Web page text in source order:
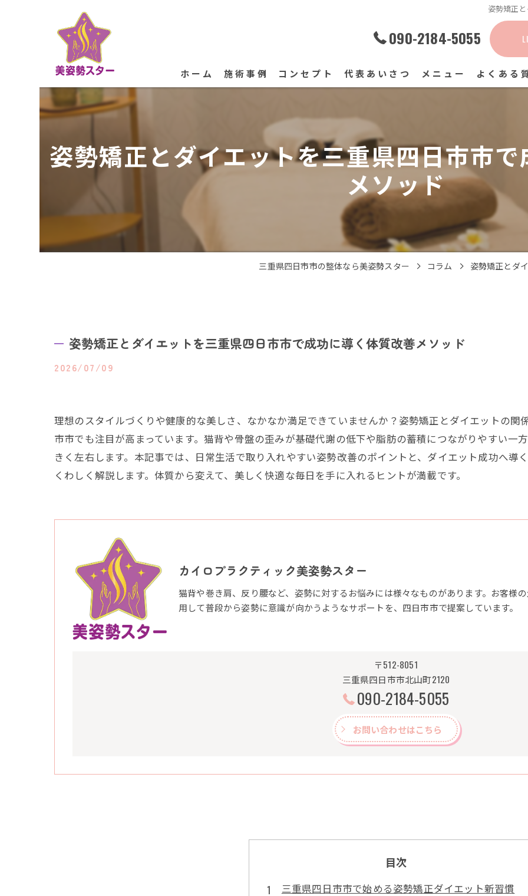
姿勢矯正
090-2184-5055
ホーム 施術事例 コンセプト 代表あいさつ メニュー よくある
姿勢矯正とダイエットを三重県四日市市
メソッド
三重県四日市市の整体なら美姿勢スター コラム 姿勢矯正とダ
姿勢矯正とダイエットを三重県四日市市で成功に導く体質改善メソッド
2026/07/09
理想のスタイルづくりや健康的な美しさ、なかなか満足できていませんか？姿勢矯正とダイエットの
市市でも注目が高まっています。猫背や骨盤の歪みが基礎代謝の低下や脂肪の蓄積につながりやすい一
きく左右します。本記事では、日常生活で取り入れやすい姿勢改善のポイントと、ダイエット成功へ導
くわしく解説します。体質から変えて、美しく快適な毎日を手に入れるヒントが満載です。
カイロプラクティック美姿勢スター
猫背や巻き肩、反り腰など、姿勢に対するお悩みには様々なものがあります。お客様
用して普段から姿勢に意識が向かうようなサポートを、四日市市で提案しています。
〒512-8051
三重県四日市市北山町2120
090-2184-5055
お問い合わせはこちら
目次
三重県四日市市で始める姿勢矯正ダイエット新習慣